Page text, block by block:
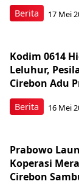
Berita 17 Mei
Berita
Kodim 0614
Leluhur,
Cirebon Adu
16 Mei
Prabowo
Koperasi
Cirebon